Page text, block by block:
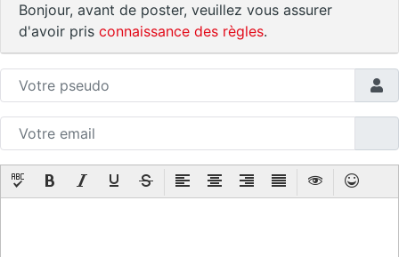
Bonjour, avant de poster, veuillez vous assurer
d'avoir pris connaissance des règles.